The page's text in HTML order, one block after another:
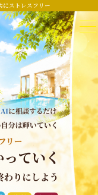
にストレスフリー